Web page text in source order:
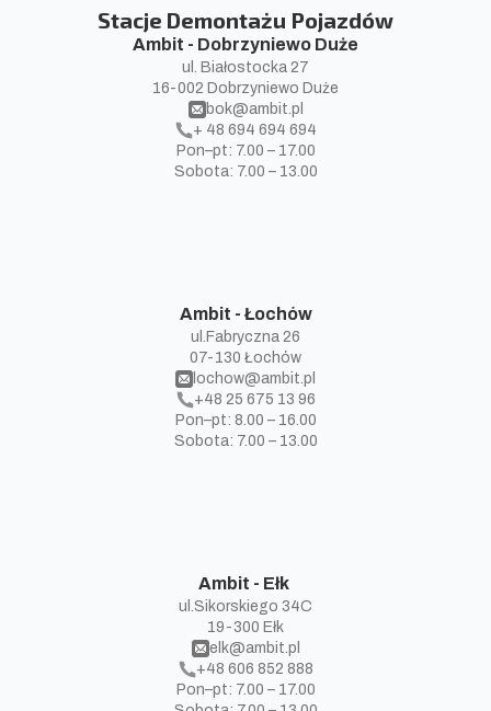
Stacje Demontażu Pojazdów
Ambit - Dobrzyniewo Duże
ul. Białostocka 27
16-002 Dobrzyniewo Duże
bok@ambit.pl
+ 48 694 694 694
Pon–pt: 7.00 – 17.00
Sobota: 7.00 – 13.00
Ambit - Łochów
ul.Fabryczna 26
07-130 Łochów
lochow@ambit.pl
+48 25 675 13 96
Pon–pt: 8.00 – 16.00
Sobota: 7.00 – 13.00
Ambit - Ełk
ul.Sikorskiego 34C
19-300 Ełk
elk@ambit.pl
+48 606 852 888
Pon–pt: 7.00 – 17.00